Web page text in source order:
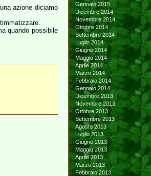
azione diciamo
quando possibile
Gennaio 2015
Dicembre 2014
Novembre 2014
Ottobre 2014
Settembre 2014
Luglio 2014
Giugno 2014
Maggio 2014
Aprile 2014
Marzo 2014
Febbraio 2014
Gennaio 2014
Dicembre 2013
Novembre 2013
Ottobre 2013
Settembre 2013
Agosto 2013
Luglio 2013
Giugno 2013
Maggio 2013
Aprile 2013
Marzo 2013
Febbraio 2013